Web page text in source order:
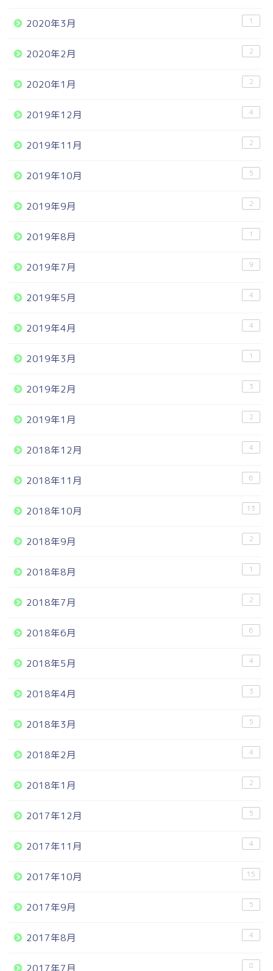
2020年3月 1
2020年2月 2
2020年1月 2
2019年12月 4
2019年11月 2
2019年10月 5
2019年9月 2
2019年8月 1
2019年7月 9
2019年5月 4
2019年4月 4
2019年3月 1
2019年2月 3
2019年1月 2
2018年12月 4
2018年11月 6
2018年10月 13
2018年9月 2
2018年8月 1
2018年7月 2
2018年6月 6
2018年5月 4
2018年4月 3
2018年3月 5
2018年2月 4
2018年1月 2
2017年12月 5
2017年11月 4
2017年10月 15
2017年9月 5
2017年8月 4
2017年7月 8